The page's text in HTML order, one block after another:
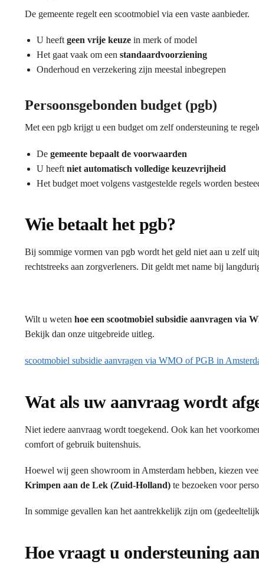
De gemeente regelt een scootmobiel via een vaste aanbieder.
U heeft geen vrije keuzein merk of model
Het gaat vaak om een standaardvoorziening
Onderhoud en verzekering zijn meestal inbegrepen
Persoonsgebonden budget (pgb)
Met een pgb krijgt u een budget om zelf ondersteuning te
De gemeente bepaalt de voorwaarden
U heeft niet automatisch volledige keuzevrijheid
Het budget moet volgens vastgestelde regels worden
Wie betaalt het pgb?
Bij sommige vormen van pgb wordt het geld niet aan u zelf
rechtstreeks aan zorgverleners. Dit geldt met name bij
Wilt u weten hoe een scootmobiel subsidie aanvragen via
Bekijk dan onze uitgebreide uitleg.
scootmobiel subsidie aanvragen via WMO of PGB in
Wat als uw aanvraag wordt
Niet iedere aanvraag wordt toegekend. Ook kan het
comfort of gebruik buitenshuis.
Hoewel wij geen showroom in Amsterdam hebben, kiezen
Krimpen aan de Lek (Zuid-Holland)te bezoeken voor
In sommige gevallen kan het aantrekkelijk zijn om
Hoe vraagt u ondersteuning